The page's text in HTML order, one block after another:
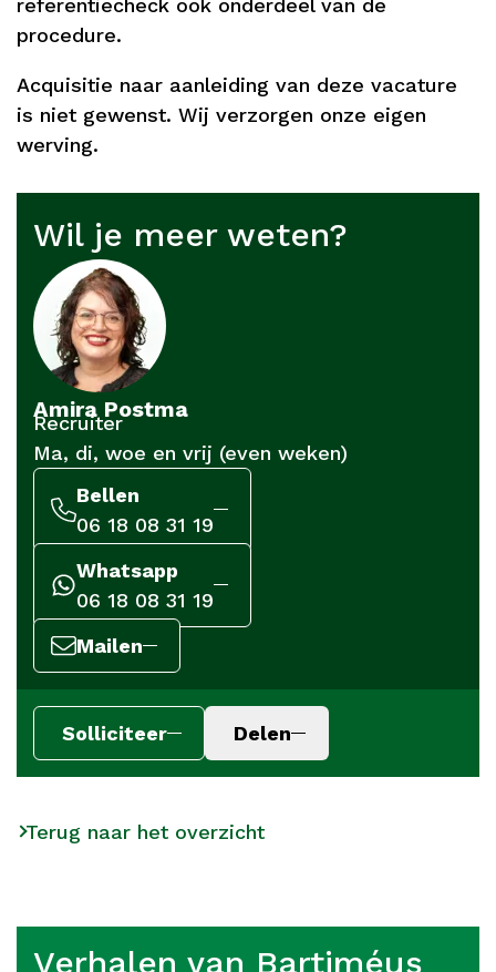
referentiecheck ook onderdeel van de
procedure.
Acquisitie naar aanleiding van deze vacature
is niet gewenst. Wij verzorgen onze eigen
werving.
Wil je meer weten?
Amira Postma
Recruiter
Ma, di, woe en vrij (even weken)
Bellen
06 18 08 31 19
Whatsapp
06 18 08 31 19
Mailen
Solliciteer Delen
Terug naar het overzicht
Verhalen van Bartiméus